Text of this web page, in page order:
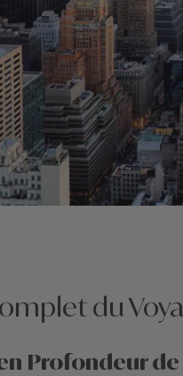
du
Profondeur de